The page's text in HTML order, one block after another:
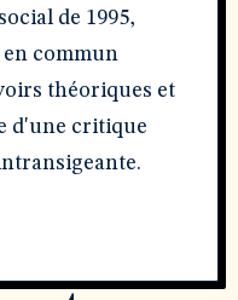
de 1995,
commun
théoriques et
d'une critique